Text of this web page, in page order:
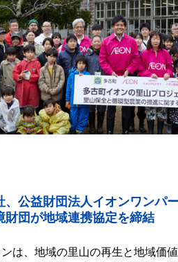
、公益財団法人イオンワンパ
財団が地域連携協定を締結
は、地域の里山の再生と地域価